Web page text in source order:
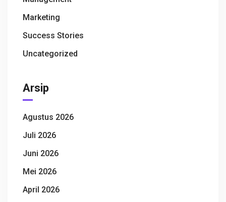
Marketing
Success Stories
Uncategorized
Arsip
Agustus 2026
Juli 2026
Juni 2026
Mei 2026
April 2026